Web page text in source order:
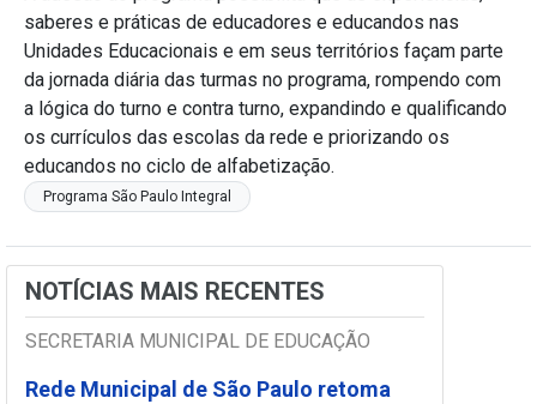
saberes e práticas de educadores e educandos nas
Unidades Educacionais e em seus territórios façam parte
da jornada diária das turmas no programa, rompendo com
a lógica do turno e contra turno, expandindo e qualificando
os currículos das escolas da rede e priorizando os
educandos no ciclo de alfabetização.
Programa São Paulo Integral
NOTÍCIAS MAIS RECENTES
SECRETARIA MUNICIPAL DE EDUCAÇÃO
Rede Municipal de São Paulo retoma